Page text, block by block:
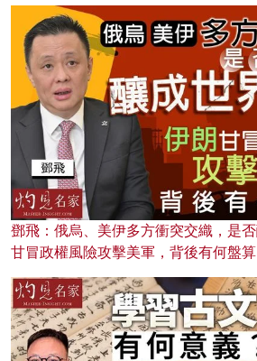
鄧飛：俄烏、美伊多方衝突交織，是
甘冒政權風險攻擊美軍，背後有何盤算